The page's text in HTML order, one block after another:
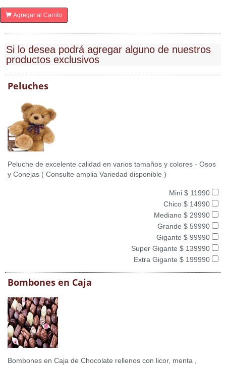
Agregar al Carrito
Si lo desea podrá agregar alguno de nuestros
productos exclusivos
Peluches
Peluche de excelente calidad en varios tamaños y colores - Osos
y Conejas ( Consulte amplia Variedad disponible )
Mini $ 11990
Chico $ 14990
Mediano $ 29990
Grande $ 59990
Gigante $ 99990
Super Gigante $ 139990
Extra Gigante $ 199990
Bombones en Caja
Bombones en Caja de Chocolate rellenos con licor, menta ,